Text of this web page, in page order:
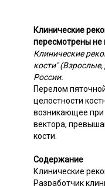
Клинические
пересмотрены не
Клинические
кости"
России.
Перелом
целостности
возникающее при
вектора,
кости.
Содержание
Клинические
Разработчик